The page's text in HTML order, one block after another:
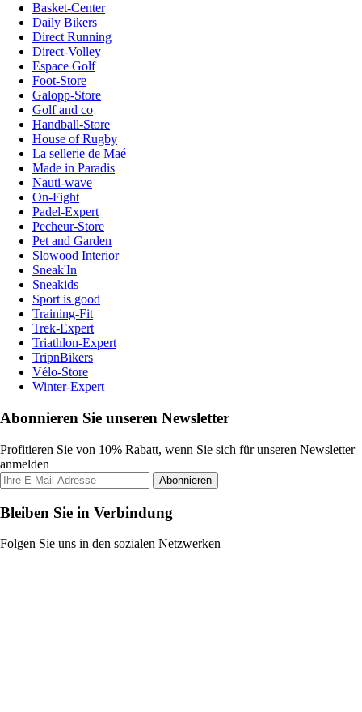
Basket-Center
Daily Bikers
Direct Running
Direct-Volley
Espace Golf
Foot-Store
Galopp-Store
Golf and co
Handball-Store
House of Rugby
La sellerie de Maé
Made in Paradis
Nauti-wave
On-Fight
Padel-Expert
Pecheur-Store
Pet and Garden
Slowood Interior
Sneak'In
Sneakids
Sport is good
Training-Fit
Trek-Expert
Triathlon-Expert
TripnBikers
Vélo-Store
Winter-Expert
Abonnieren Sie unseren Newsletter
Profitieren Sie von 10% Rabatt, wenn Sie sich für unseren Newsletter
anmelden
Abonnieren
Bleiben Sie in Verbindung
Folgen Sie uns in den sozialen Netzwerken